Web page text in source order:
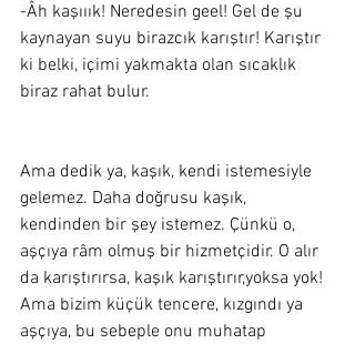
-Âh kaşııık! Neredesin geel! Gel de şu
kaynayan suyu birazcık karıştır! Karıştır
ki belki, içimi yakmakta olan sıcaklık
biraz rahat bulur.
Ama dedik ya, kaşık, kendi istemesiyle
gelemez. Daha doğrusu kaşık,
kendinden bir şey istemez. Çünkü o,
aşçıya râm olmuş bir hizmetçidir. O alır
da karıştırırsa, kaşık karıştırır,yoksa yok!
Ama bizim küçük tencere, kızgındı ya
aşçıya, bu sebeple onu muhatap